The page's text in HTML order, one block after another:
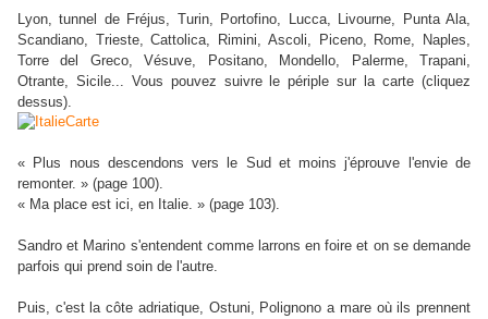
Lyon, tunnel de Fréjus, Turin, Portofino, Lucca, Livourne, Punta Ala,
Scandiano, Trieste, Cattolica, Rimini, Ascoli, Piceno, Rome, Naples,
Torre del Greco, Vésuve, Positano, Mondello, Palerme, Trapani,
Otrante, Sicile... Vous pouvez suivre le périple sur la carte (cliquez
dessus).
« Plus nous descendons vers le Sud et moins j'éprouve l'envie de
remonter. » (page 100).
« Ma place est ici, en Italie. » (page 103).
Sandro et Marino s'entendent comme larrons en foire et on se demande
parfois qui prend soin de l'autre.
Puis, c'est la côte adriatique, Ostuni, Polignono a mare où ils prennent